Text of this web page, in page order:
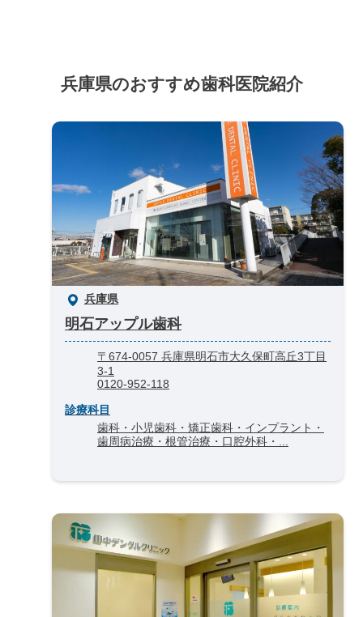
兵庫県のおすすめ歯科医院紹介
兵庫県
明石アップル歯科
〒674-0057 兵庫県明石市大久保町高丘3丁目
3-1
0120-952-118
診療科目
歯科・小児歯科・矯正歯科・インプラント・
歯周病治療・根管治療・口腔外科・...